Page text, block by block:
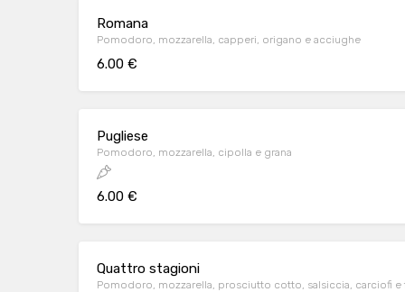
Romana
Pomodoro, mozzarella, capperi, origano e acciughe
6.00 €
Pugliese
Pomodoro, mozzarella, cipolla e grana
6.00 €
Quattro stagioni
Pomodoro, mozzarella, prosciutto cotto, salsiccia, carciofi e